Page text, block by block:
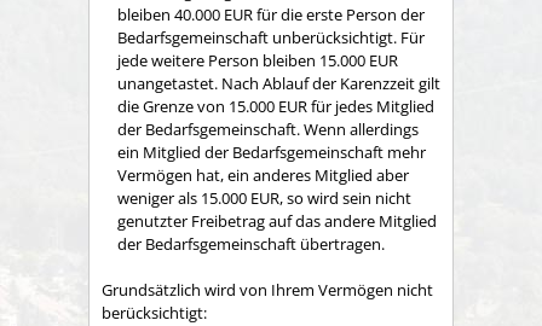
bleiben 40.000 EUR für die erste Person der
Bedarfsgemeinschaft unberücksichtigt. Für
jede weitere Person bleiben 15.000 EUR
unangetastet. Nach Ablauf der Karenzzeit gilt
die Grenze von 15.000 EUR für jedes Mitglied
der Bedarfsgemeinschaft. Wenn allerdings
ein Mitglied der Bedarfsgemeinschaft mehr
Vermögen hat, ein anderes Mitglied aber
weniger als 15.000 EUR, so wird sein nicht
genutzter Freibetrag auf das andere Mitglied
der Bedarfsgemeinschaft übertragen.
Grundsätzlich wird von Ihrem Vermögen nicht
berücksichtigt: